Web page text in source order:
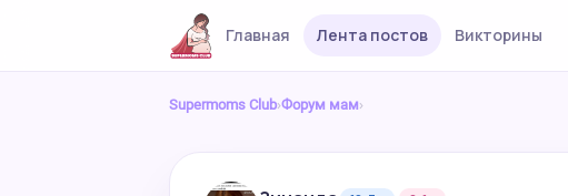
Главная Лента постов Викторины
Supermoms Club›Форум мам›